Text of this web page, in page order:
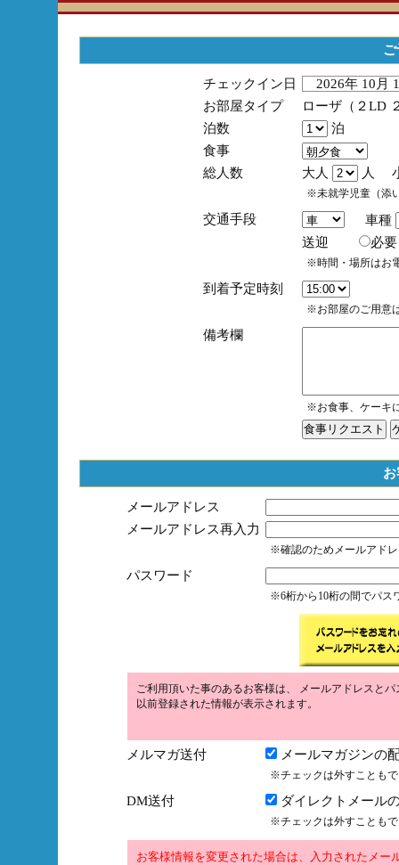
チェックイン日
2026年 10
お部屋タイプ
ローザ（２LD
泊数
泊
食事
総人数
大人 人
※未就学児童（添
交通手段
車種
送迎
※時間・場所はお
到着予定時刻
※お部屋のご用意
備考欄
※お食事、ケーキ
メールアドレス
メールアドレス再入力
※確認のためメールアド
パスワード
※6桁から10桁の間でパス
ご利用頂いた事のあるお客様は、 メールアドレスと
以前登録された情報が表示されます。
メルマガ送付 メールマガジンの
※チェックは外すことも
DM送付 ダイレクトメール
※チェックは外すことも
お客様情報を変更された場合は、入力されたメ